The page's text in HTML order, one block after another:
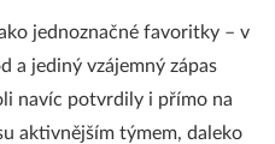
jednoznačné favoritky – v
a jediný vzájemný zápas
navíc potvrdily i přímo na
aktivnějším týmem, daleko